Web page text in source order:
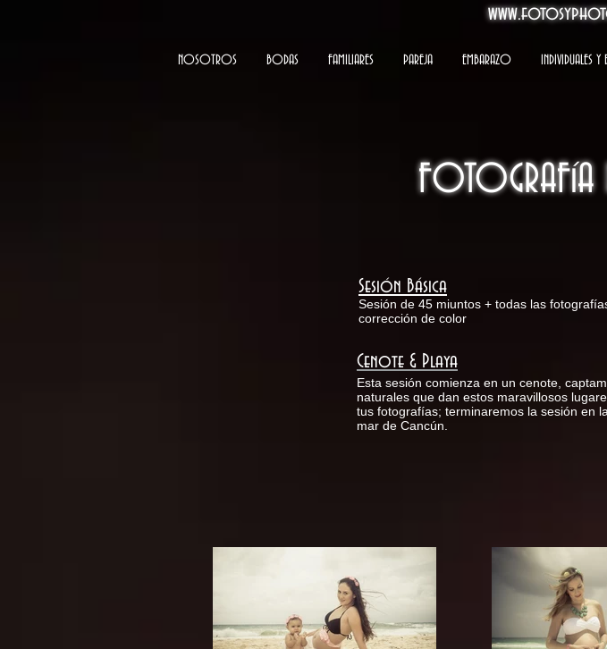
NOSOTROS BODAS FAMILIARES PAREJA EMBARAZO INDIVIDUALES
FOTOGRAFíA
Cenote & Playa
Esta sesión comienza en un cenote,
naturales que dan estos maravillosos
tus fotografías; terminaremos la sesión en
mar de Cancún.
Sesión Básica
Sesión de 45 miuntos + todas las
corrección de color